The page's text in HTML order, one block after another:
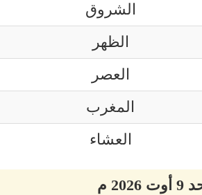
الشروق
الظهر
العصر
المغرب
العشاء
م